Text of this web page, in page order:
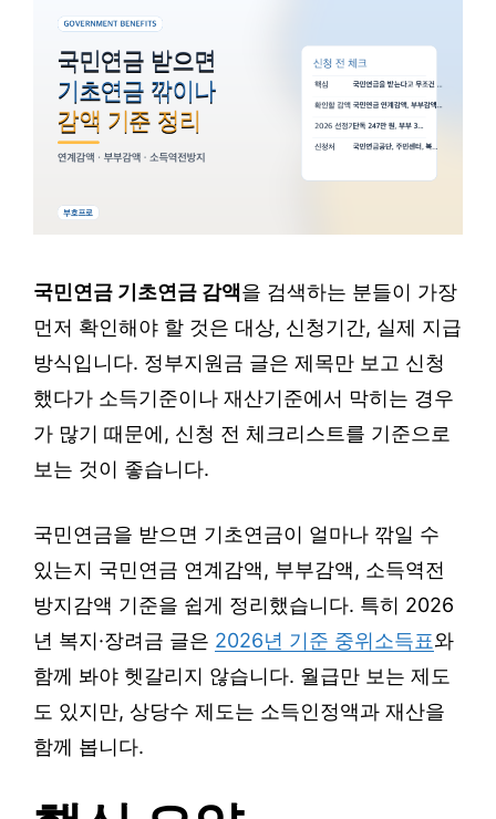
국민연금 기초연금 감액을 검색하는 분들이 가장
먼저 확인해야 할 것은 대상, 신청기간, 실제 지급
방식입니다. 정부지원금 글은 제목만 보고 신청
했다가 소득기준이나 재산기준에서 막히는 경우
가 많기 때문에, 신청 전 체크리스트를 기준으로
보는 것이 좋습니다.
국민연금을 받으면 기초연금이 얼마나 깎일 수
있는지 국민연금 연계감액, 부부감액, 소득역전
방지감액 기준을 쉽게 정리했습니다. 특히 2026
년 복지·장려금 글은 2026년 기준 중위소득표와
함께 봐야 헷갈리지 않습니다. 월급만 보는 제도
도 있지만, 상당수 제도는 소득인정액과 재산을
함께 봅니다.